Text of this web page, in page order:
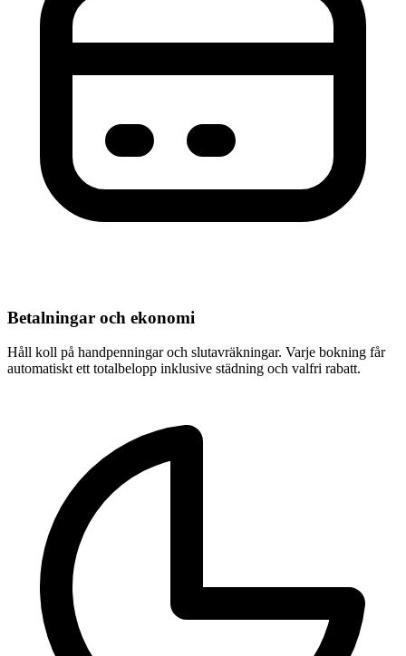
Betalningar och ekonomi
Håll koll på handpenningar och slutavräkningar. Varje bokning får
automatiskt ett totalbelopp inklusive städning och valfri rabatt.